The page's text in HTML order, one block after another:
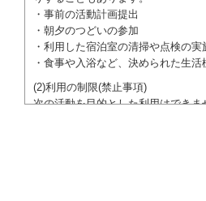
・事前の活動計画提出
・朝夕のつどいの参加
・利用した宿泊室の清掃や点検の実
・食事や入浴など、決められた生
(2)利用の制限(禁止事項)
次の活動を目的とした利用はできま
●特定の政党を支持、またはこれ
●特定の宗教を支持、またはこれ
域での勧誘活動を行ったり、自ら